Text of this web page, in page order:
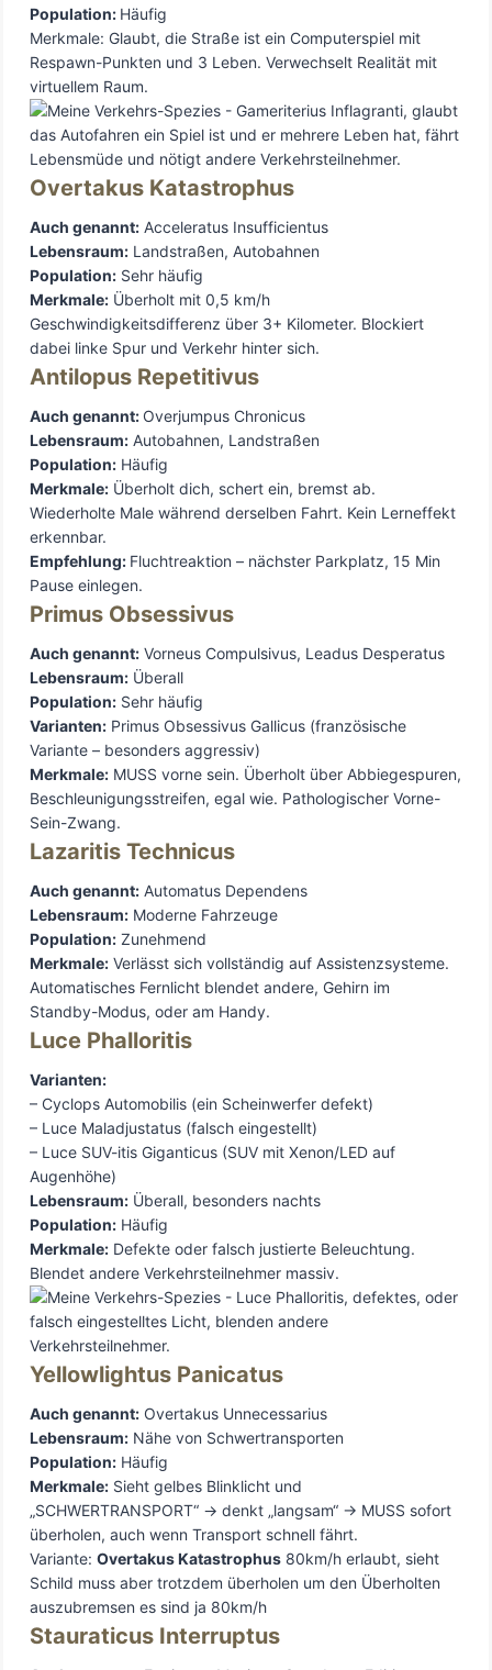
Population: Häufig
Merkmale: Glaubt, die Straße ist ein Computerspiel mit
Respawn-Punkten und 3 Leben. Verwechselt Realität mit
virtuellem Raum.
Overtakus Katastrophus
Auch genannt: Acceleratus Insufficientus
Lebensraum: Landstraßen, Autobahnen
Population: Sehr häufig
Merkmale: Überholt mit 0,5 km/h
Geschwindigkeitsdifferenz über 3+ Kilometer. Blockiert
dabei linke Spur und Verkehr hinter sich.
Antilopus Repetitivus
Auch genannt: Overjumpus Chronicus
Lebensraum: Autobahnen, Landstraßen
Population: Häufig
Merkmale: Überholt dich, schert ein, bremst ab.
Wiederholte Male während derselben Fahrt. Kein Lerneffekt
erkennbar.
Empfehlung: Fluchtreaktion – nächster Parkplatz, 15 Min
Pause einlegen.
Primus Obsessivus
Auch genannt: Vorneus Compulsivus, Leadus Desperatus
Lebensraum: Überall
Population: Sehr häufig
Varianten: Primus Obsessivus Gallicus (französische
Variante – besonders aggressiv)
Merkmale: MUSS vorne sein. Überholt über Abbiegespuren,
Beschleunigungsstreifen, egal wie. Pathologischer Vorne-
Sein-Zwang.
Lazaritis Technicus
Auch genannt: Automatus Dependens
Lebensraum: Moderne Fahrzeuge
Population: Zunehmend
Merkmale: Verlässt sich vollständig auf Assistenzsysteme.
Automatisches Fernlicht blendet andere, Gehirn im
Standby-Modus, oder am Handy.
Luce Phalloritis
Varianten:
– Cyclops Automobilis (ein Scheinwerfer defekt)
– Luce Maladjustatus (falsch eingestellt)
– Luce SUV-itis Giganticus (SUV mit Xenon/LED auf
Augenhöhe)
Lebensraum: Überall, besonders nachts
Population: Häufig
Merkmale: Defekte oder falsch justierte Beleuchtung.
Blendet andere Verkehrsteilnehmer massiv.
Yellowlightus Panicatus
Auch genannt: Overtakus Unnecessarius
Lebensraum: Nähe von Schwertransporten
Population: Häufig
Merkmale: Sieht gelbes Blinklicht und
„SCHWERTRANSPORT“ → denkt „langsam“ → MUSS sofort
überholen, auch wenn Transport schnell fährt.
Variante:Overtakus Katastrophus 80km/h erlaubt, sieht
Schild muss aber trotzdem überholen um den Überholten
auszubremsen es sind ja 80km/h
Stauraticus Interruptus